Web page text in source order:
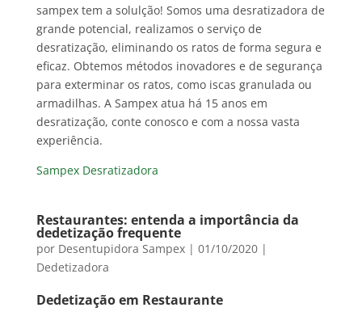
sampex tem a solulção! Somos uma desratizadora de
grande potencial, realizamos o serviço de
desratização, eliminando os ratos de forma segura e
eficaz. Obtemos métodos inovadores e de segurança
para exterminar os ratos, como iscas granulada ou
armadilhas. A Sampex atua há 15 anos em
desratização, conte conosco e com a nossa vasta
experiência.
Sampex Desratizadora
Restaurantes: entenda a importância da
dedetização frequente
por Desentupidora Sampex| 01/10/2020|
Dedetizadora
Dedetização em Restaurante